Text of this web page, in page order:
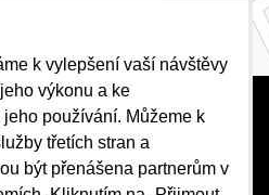
77617
soudu v
Povolit a
souhlas
k vylepšení vaší návštěvy
výkonu a ke
používání. Můžeme k
třetích stran a
být přenášena partnerům v